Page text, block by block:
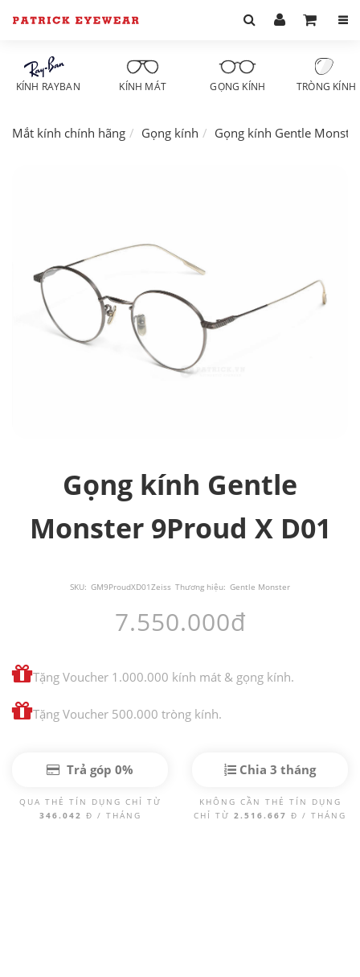
KÍNH RAYBAN KÍNH MÁT GỌNG KÍNH TRÒNG KÍNH
Mắt kính chính hãng Gọng kính Gọng kính Gentle Monster
Gọng kính Gentle
Monster 9Proud X D01
SKU: GM9ProudXD01Zeiss Thương hiệu: Gentle Monster
7.550.000đ
Tặng Voucher 1.000.000 kính mát & gọng kính.
Tặng Voucher 500.000 tròng kính.
Trả góp 0%
QUA THẺ TÍN DỤNG CHỈ TỪ
346.042 Đ / THÁNG
Chia 3 tháng
KHÔNG CẦN THẺ TÍN DỤNG
CHỈ TỪ 2.516.667 Đ / THÁNG